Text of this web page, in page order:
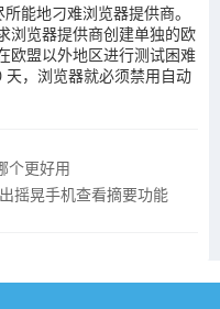
能地刁难浏览器提供商。
浏览器提供商创建单独的欧
欧盟以外地区进行测试困难
，浏览器就必须禁用自动
个更好用
摇晃手机查看摘要功能